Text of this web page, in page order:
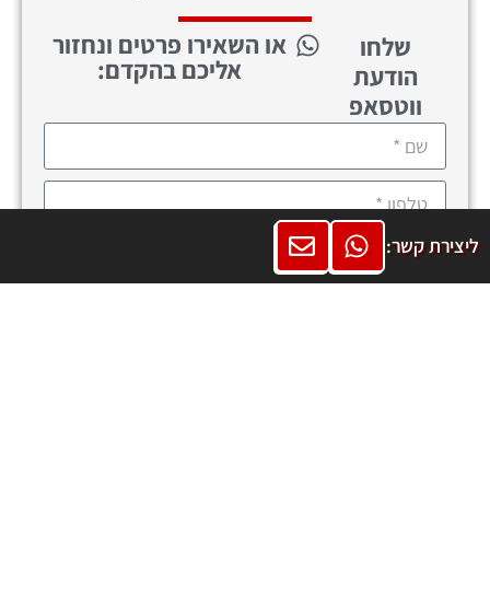
שלחו
הודעת
ווטסאפ
או השאירו פרטים ונחזור
אליכם בהקדם:
ליצירת קשר: